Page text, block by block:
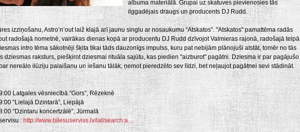
albuma materiālā. Grupai uz skatuves pievienosies tās
ilggadējais draugs un producents DJ Rudd.
izziņošanu, Astro’n’out laiž klajā arī jaunu singlu ar nosaukumu “Atskatos”. "Atskatos" pamattēma radās
radošajā nometnē, vairākas dienas kopā ar producentu DJ Rudd dzīvojot Valmieras rajonā, radošajā telpā
intro tēma sākotnēji šķita tikai tāds dauzonīgs impulss, kuru pat nebijām plānojuši atstāt, tomēr no tās
dziesmas raksturs, piešķirot dziesmai rituāla sajūtu, kas piedien "aizburot" pagātni. Dziesma ir par pagājušo
nereālo ilūziju palaišanu un iešanu tālāk, ņemot pieredzēto sev līdzi, bet neļaujot pagātnei sevi stādināt.
Latgales vēsniecībā “Gors”, Rēzeknē
“Lielajā Dzintarā”, Liepājā
“Dzintaru koncertzālē”, Jūrmalā
: http://www.bilesuserviss.lv/lat/search:a…